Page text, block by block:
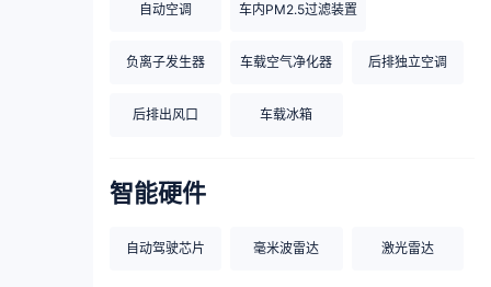
自动空调 车内PM2.5过滤装置
负离子发生器 车载空气净化器 后排独立空调
后排出风口 车载冰箱
智能硬件
自动驾驶芯片 毫米波雷达 激光雷达